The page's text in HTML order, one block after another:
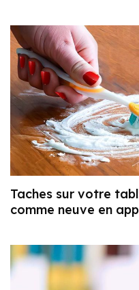
Taches sur votre
comme neuve en